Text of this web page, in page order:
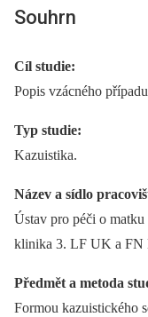
Souhrn
Cíl studie:
Popis vzácného
Typ studie:
Kazuistika.
Název a sídlo
Ústav pro péči o
klinika 3. LF UK a FN
Předmět a metoda
Formou kazuistického